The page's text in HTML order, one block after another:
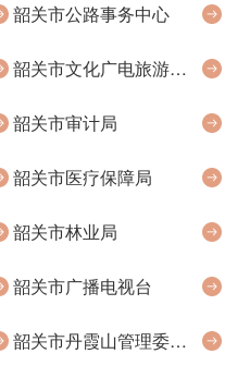
韶关市公路事务中心
韶关市文化广电旅游体育局
韶关市审计局
韶关市医疗保障局
韶关市林业局
韶关市广播电视台
韶关市丹霞山管理委员会